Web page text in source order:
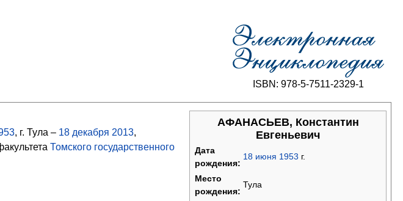
ISBN: 978-5-7511-2329-1
АФАНАСЬЕВ, Константин
Евгеньевич
Дата
рождения:
18 июня 1953 г.
Место
рождения:
Тула
, г. Тула – 18 декабря 2013,
Томского государственного